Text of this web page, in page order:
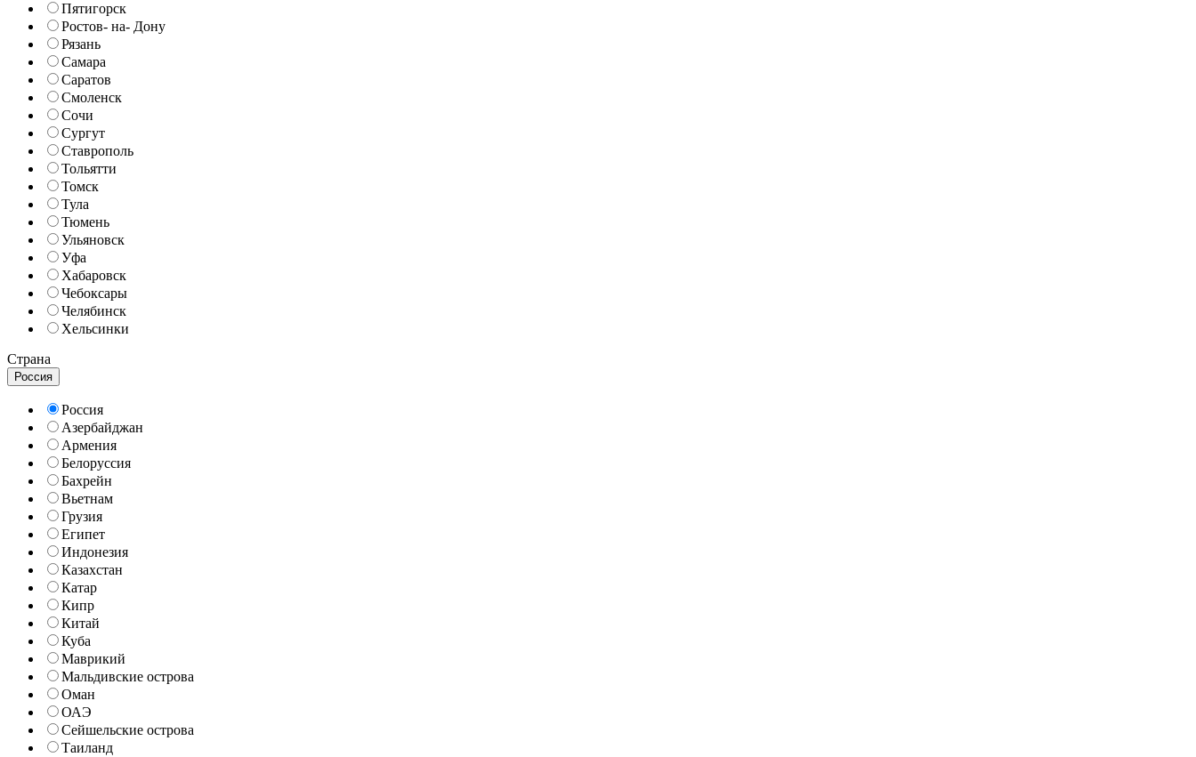
Пятигорск
Ростов- на- Дону
Рязань
Самара
Саратов
Смоленск
Сочи
Сургут
Ставрополь
Тольятти
Томск
Тула
Тюмень
Ульяновск
Уфа
Хабаровск
Чебоксары
Челябинск
Хельсинки
Страна
Россия
Россия
Азербайджан
Армения
Белоруссия
Бахрейн
Вьетнам
Грузия
Египет
Индонезия
Казахстан
Катар
Кипр
Китай
Куба
Маврикий
Мальдивские острова
Оман
ОАЭ
Сейшельские острова
Таиланд